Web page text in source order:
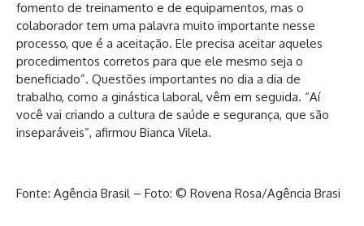
fomento de treinamento e de equipamentos, mas o
colaborador tem uma palavra muito importante nesse
processo, que é a aceitação. Ele precisa aceitar aqueles
procedimentos corretos para que ele mesmo seja o
beneficiado”. Questões importantes no dia a dia de
trabalho, como a ginástica laboral, vêm em seguida. “Aí
você vai criando a cultura de saúde e segurança, que são
inseparáveis”, afirmou Bianca Vilela.
Fonte: Agência Brasil – Foto: © Rovena Rosa/Agência Brasi